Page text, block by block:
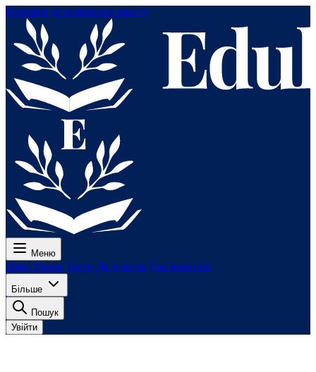
Перейти до основного вмісту
Меню
Ціни Уроки Тести До іспитів Для вчителів
Більше
Пошук
Увійти